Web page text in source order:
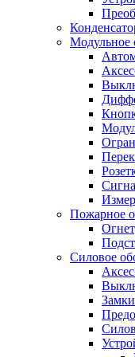
Модульное
Пожарное
Силовое